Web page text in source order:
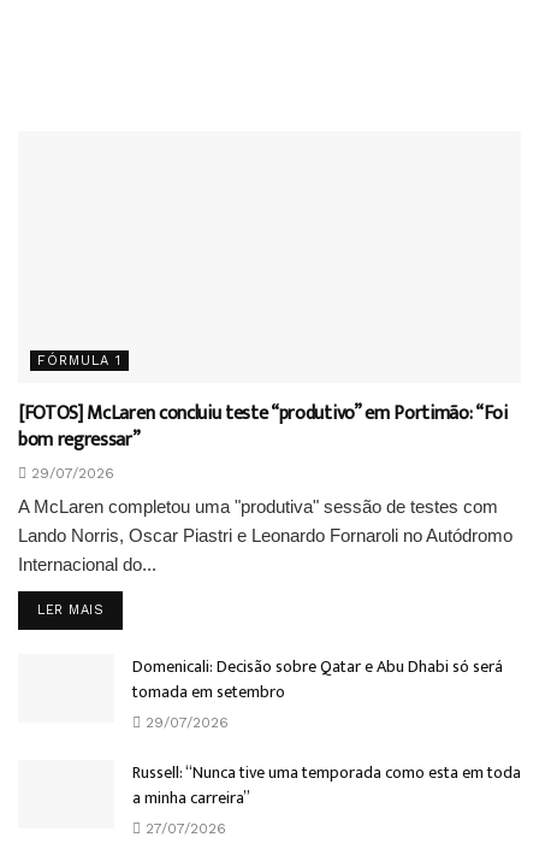
FÓRMULA 1
[FOTOS] McLaren concluiu teste “produtivo” em Portimão: “Foi
bom regressar”
29/07/2026
A McLaren completou uma "produtiva" sessão de testes com
Lando Norris, Oscar Piastri e Leonardo Fornaroli no Autódromo
Internacional do...
LER MAIS
Domenicali: Decisão sobre Qatar e Abu Dhabi só será
tomada em setembro
29/07/2026
Russell: “Nunca tive uma temporada como esta em toda
a minha carreira”
27/07/2026